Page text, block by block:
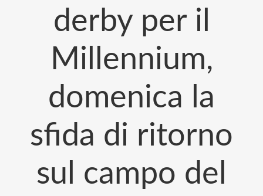
derby per il
Millennium,
domenica la
sfida di ritorno
sul campo del